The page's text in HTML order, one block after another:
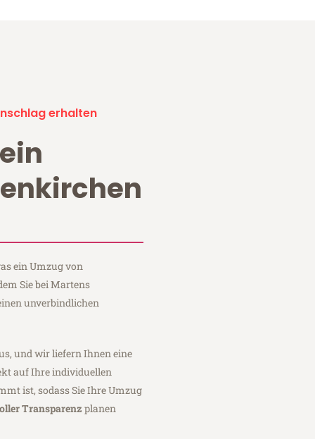
erhalten
ein Umzug von
Sie bei Martens
unverbindlichen
und wir liefern Ihnen eine
auf Ihre individuellen
ist, sodass Sie Ihre Umzug
Transparenz planen